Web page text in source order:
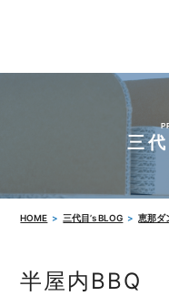
三
HOME 三代目’s BLOG 恵那ダ
半屋内BBQ